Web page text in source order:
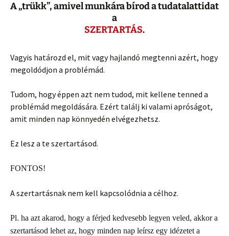
A „trükk”, amivel munkára bírod a tudatalattidat
a
SZERTARTÁS.
Vagyis határozd el, mit vagy hajlandó megtenni azért, hogy
megoldódjon a problémád.
Tudom, hogy éppen azt nem tudod, mit kellene tenned a
problémád megoldására. Ezért találj ki valami apróságot,
amit minden nap könnyedén elvégezhetsz.
Ez lesz a te szertartásod.
FONTOS!
A szertartásnak nem kell kapcsolódnia a célhoz.
Pl. ha azt akarod, hogy a férjed kedvesebb legyen veled, akkor a
szertartásod lehet az, hogy minden nap leírsz egy idézetet a